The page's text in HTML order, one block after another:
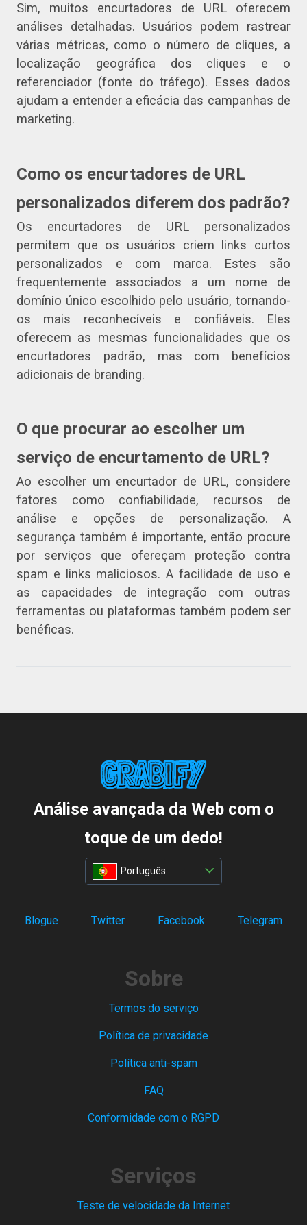
Sim, muitos encurtadores de URL oferecem
análises detalhadas. Usuários podem rastrear
várias métricas, como o número de cliques, a
localização geográfica dos cliques e o
referenciador (fonte do tráfego). Esses dados
ajudam a entender a eficácia das campanhas de
marketing.
Como os encurtadores de URL
personalizados diferem dos padrão?
Os encurtadores de URL personalizados
permitem que os usuários criem links curtos
personalizados e com marca. Estes são
frequentemente associados a um nome de
domínio único escolhido pelo usuário, tornando-
os mais reconhecíveis e confiáveis. Eles
oferecem as mesmas funcionalidades que os
encurtadores padrão, mas com benefícios
adicionais de branding.
O que procurar ao escolher um
serviço de encurtamento de URL?
Ao escolher um encurtador de URL, considere
fatores como confiabilidade, recursos de
análise e opções de personalização. A
segurança também é importante, então procure
por serviços que ofereçam proteção contra
spam e links maliciosos. A facilidade de uso e
as capacidades de integração com outras
ferramentas ou plataformas também podem ser
benéficas.
Análise avançada da Web com o
toque de um dedo!
Português
Blogue Twitter Facebook Telegram
Sobre
Termos do serviço
Política de privacidade
Política anti-spam
FAQ
Conformidade com o RGPD
Serviços
Teste de velocidade da Internet